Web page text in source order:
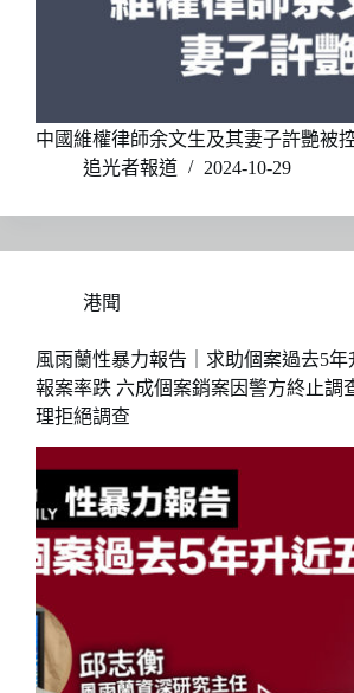
中國維權律師余文生及其妻子許艷被
追光者報道
2024-10-29
港聞
風雨蘭性暴力報告｜求助個案過去5年
報案率跌 六成個案銷案因警方終止調
理拒絕調查